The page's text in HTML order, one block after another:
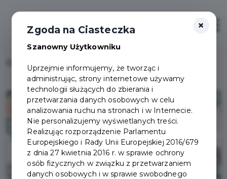
×
Zgoda na Ciasteczka
Szanowny Użytkowniku
Uprzejmie informujemy, że tworząc i
administrując, strony internetowe używamy
technologii służących do zbierania i
przetwarzania danych osobowych w celu
analizowania ruchu na stronach i w Internecie.
Nie personalizujemy wyświetlanych treści.
Realizując rozporządzenie Parlamentu
Europejskiego i Rady Unii Europejskiej 2016/679
z dnia 27 kwietnia 2016 r. w sprawie ochrony
osób fizycznych w związku z przetwarzaniem
danych osobowych i w sprawie swobodnego